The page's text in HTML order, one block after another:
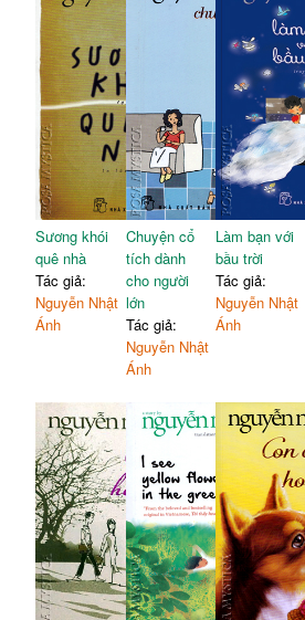
Sương khói
quê nhà
Tác giả:
Nguyễn Nhật
Ánh
Chuyện cổ
tích dành
cho người
lớn
Tác giả:
Nguyễn Nhật
Ánh
Làm bạn với
bầu trời
Tác giả:
Nguyễn Nhật
Ánh